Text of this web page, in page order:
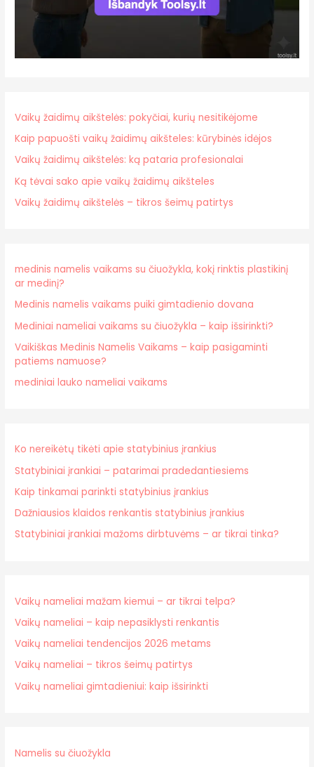
Vaikų žaidimų aikštelės: pokyčiai, kurių nesitikėjome
Kaip papuošti vaikų žaidimų aikšteles: kūrybinės idėjos
Vaikų žaidimų aikštelės: ką pataria profesionalai
Ką tėvai sako apie vaikų žaidimų aikšteles
Vaikų žaidimų aikštelės – tikros šeimų patirtys
medinis namelis vaikams su čiuožykla, kokį rinktis plastikinį
ar medinį?
Medinis namelis vaikams puiki gimtadienio dovana
Mediniai nameliai vaikams su čiuožykla – kaip išsirinkti?
Vaikiškas Medinis Namelis Vaikams – kaip pasigaminti
patiems namuose?
mediniai lauko nameliai vaikams
Ko nereikėtų tikėti apie statybinius įrankius
Statybiniai įrankiai – patarimai pradedantiesiems
Kaip tinkamai parinkti statybinius įrankius
Dažniausios klaidos renkantis statybinius įrankius
Statybiniai įrankiai mažoms dirbtuvėms – ar tikrai tinka?
Vaikų nameliai mažam kiemui – ar tikrai telpa?
Vaikų nameliai – kaip nepasiklysti renkantis
Vaikų nameliai tendencijos 2026 metams
Vaikų nameliai – tikros šeimų patirtys
Vaikų nameliai gimtadieniui: kaip išsirinkti
Namelis su čiuožykla